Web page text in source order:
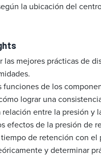
la ubicación del
las mejores prácticas de
funciones de los
lograr una
relación entre la presión y
efectos de la presión de
de retención con el
y determinar